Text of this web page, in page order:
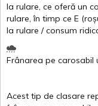
la rulare, ce oferă un
rulare,în timp ce E (
la rulare /consum
Frânarea pe carosabil
Acest tip de clasare